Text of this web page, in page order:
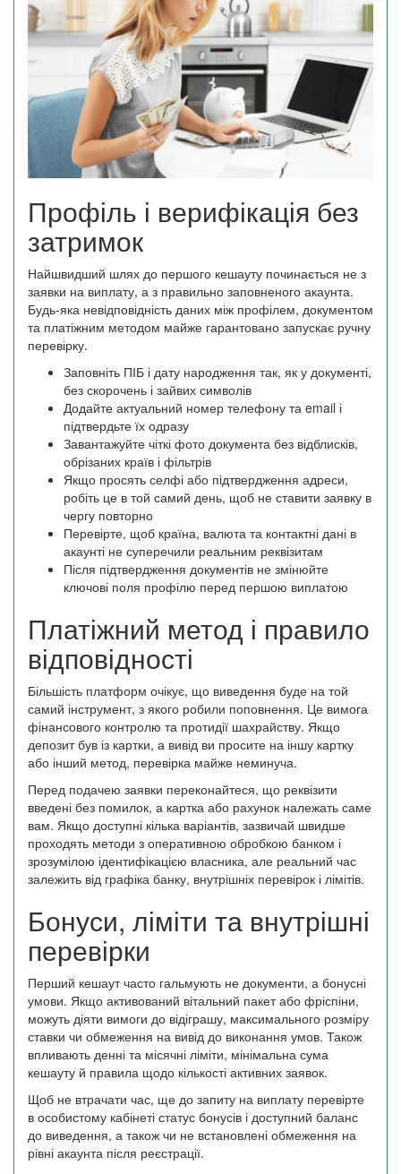
Профіль і верифікація без
затримок
Найшвидший шлях до першого кешауту починається не з
заявки на виплату, а з правильно заповненого акаунта.
Будь-яка невідповідність даних між профілем, документом
та платіжним методом майже гарантовано запускає ручну
перевірку.
Заповніть ПІБ і дату народження так, як у документі,
без скорочень і зайвих символів
Додайте актуальний номер телефону та email і
підтвердьте їх одразу
Завантажуйте чіткі фото документа без відблисків,
обрізаних країв і фільтрів
Якщо просять селфі або підтвердження адреси,
робіть це в той самий день, щоб не ставити заявку в
чергу повторно
Перевірте, щоб країна, валюта та контактні дані в
акаунті не суперечили реальним реквізитам
Після підтвердження документів не змінюйте
ключові поля профілю перед першою виплатою
Платіжний метод і правило
відповідності
Більшість платформ очікує, що виведення буде на той
самий інструмент, з якого робили поповнення. Це вимога
фінансового контролю та протидії шахрайству. Якщо
депозит був із картки, а вивід ви просите на іншу картку
або інший метод, перевірка майже неминуча.
Перед подачею заявки переконайтеся, що реквізити
введені без помилок, а картка або рахунок належать саме
вам. Якщо доступні кілька варіантів, зазвичай швидше
проходять методи з оперативною обробкою банком і
зрозумілою ідентифікацією власника, але реальний час
залежить від графіка банку, внутрішніх перевірок і лімітів.
Бонуси, ліміти та внутрішні
перевірки
Перший кешаут часто гальмують не документи, а бонусні
умови. Якщо активований вітальний пакет або фріспіни,
можуть діяти вимоги до відіграшу, максимального розміру
ставки чи обмеження на вивід до виконання умов. Також
впливають денні та місячні ліміти, мінімальна сума
кешауту й правила щодо кількості активних заявок.
Щоб не втрачати час, ще до запиту на виплату перевірте
в особистому кабінеті статус бонусів і доступний баланс
до виведення, а також чи не встановлені обмеження на
рівні акаунта після реєстрації.